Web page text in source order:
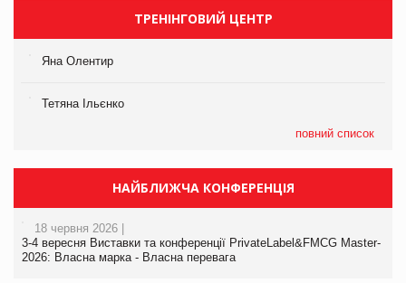
ТРЕНІНГОВИЙ ЦЕНТР
Яна Олентир
Тетяна Ільєнко
повний список
НАЙБЛИЖЧА КОНФЕРЕНЦІЯ
18 червня 2026 |
3-4 вересня Виставки та конференції PrivateLabel&FMCG Master-
2026: Власна марка - Власна перевага